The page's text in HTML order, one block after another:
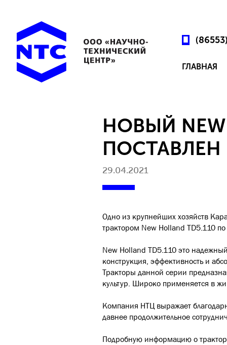
ГЛАВНАЯ
НОВЫЙ NEW
29.04.2021
Одно из крупнейших хозяйств
трактором New Holland TD5.110
New Holland TD5.110 это
конструкция, эффективность и
Тракторы данной серии
культур. Широко применяется в
Компания НТЦ выражает
давнее продолжительное
Подробную информацию о